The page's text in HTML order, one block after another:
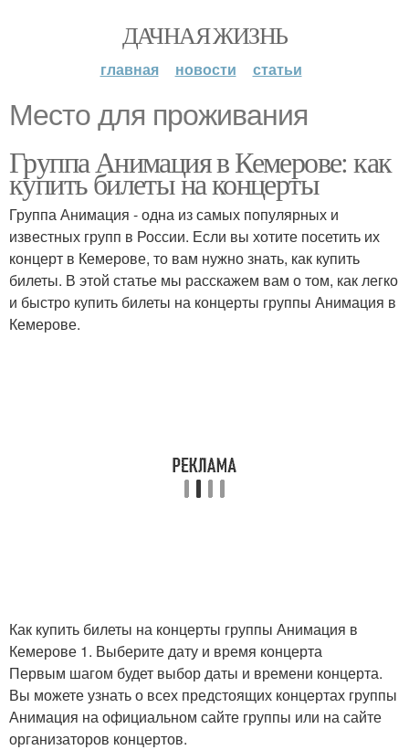
ДАЧНАЯ ЖИЗНЬ
главная новости статьи
Место для проживания
Группа Анимация в Кемерове: как
купить билеты на концерты
Группа Анимация - одна из самых популярных и
известных групп в России. Если вы хотите посетить их
концерт в Кемерове, то вам нужно знать, как купить
билеты. В этой статье мы расскажем вам о том, как легко
и быстро купить билеты на концерты группы Анимация в
Кемерове.
Как купить билеты на концерты группы Анимация в
Кемерове 1. Выберите дату и время концерта
Первым шагом будет выбор даты и времени концерта.
Вы можете узнать о всех предстоящих концертах группы
Анимация на официальном сайте группы или на сайте
организаторов концертов.